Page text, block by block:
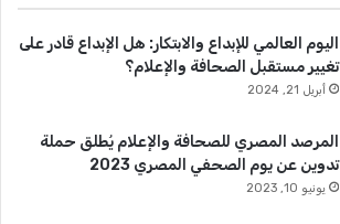
اليوم العالمي للإبداع والابتكار: هل الإبداع قادر على
تغيير مستقبل الصحافة والإعلام؟
أبريل 21, 2024
المرصد المصري للصحافة والإعلام يُطلق حملة
تدوين عن يوم الصحفي المصري 2023
يونيو 10, 2023